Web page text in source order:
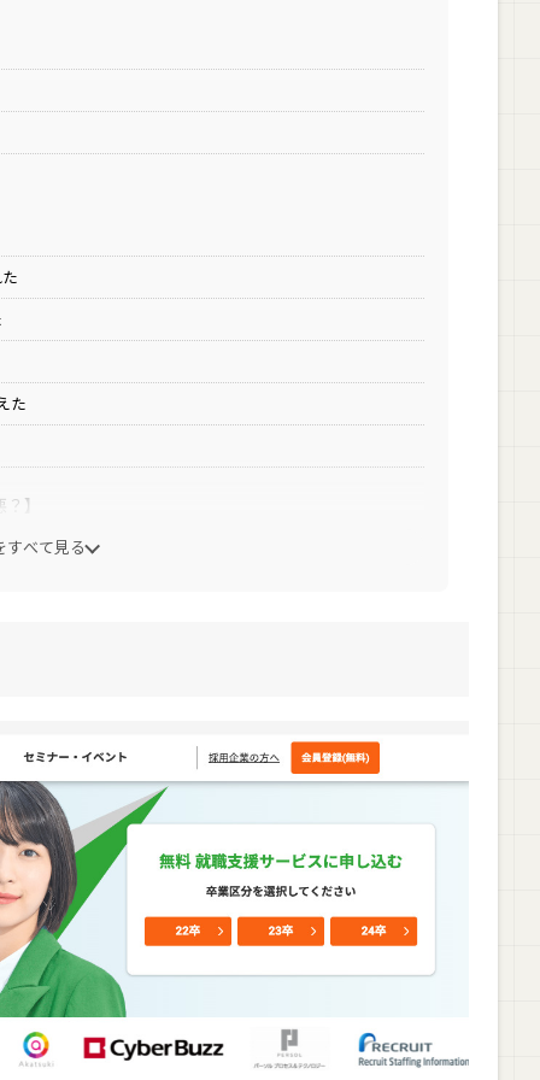
た
】
ている
くれる
る
がある
すべて見る